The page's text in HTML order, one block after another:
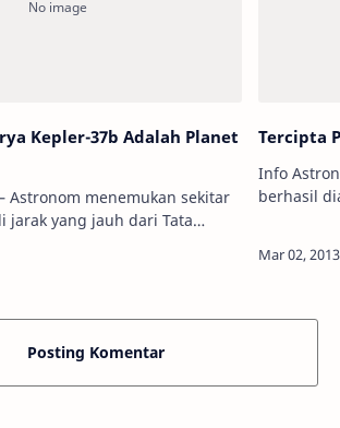
Kepler-37b Adalah Planet
menemukan sekitar
jarak yang jauh dari Tata
cuma sebesar Bulan.…
Tercipta
Info
berhasil
Obser…
Posting Komentar